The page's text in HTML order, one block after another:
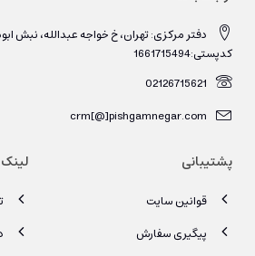
کدپستی:1661715494
02126715621
crm[@]pishgamnegar.com
پشتیبانی
قوانین سایت
پیگیری سفارش